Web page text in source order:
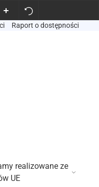
Raport o dostępności
realizowane ze
UE